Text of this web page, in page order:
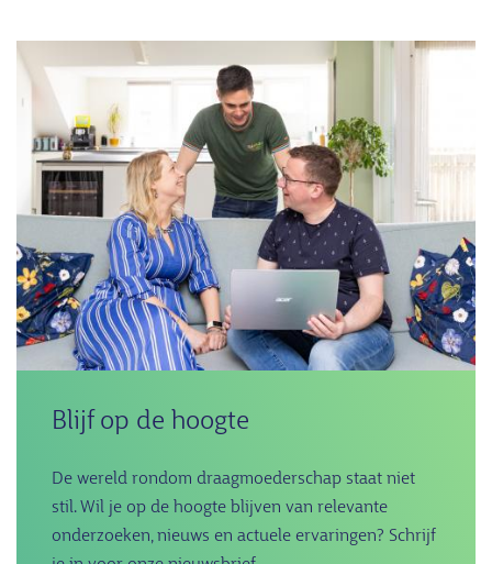
Blijf op de hoogte
De wereld rondom draagmoederschap staat niet
stil. Wil je op de hoogte blijven van relevante
onderzoeken, nieuws en actuele ervaringen? Schrijf